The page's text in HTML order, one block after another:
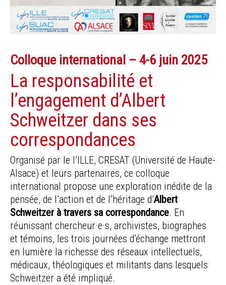
Colloque international – 4-6 juin 2025
La responsabilité et
l’engagement d’Albert
Schweitzer dans ses
correspondances
Organisé par le l’ILLE, CRESAT (Université de Haute-
Alsace) et leurs partenaires, ce colloque
international propose une exploration inédite de la
pensée, de l’action et de l’héritage d’Albert
Schweitzer à travers sa correspondance. En
réunissant chercheur·e·s, archivistes, biographes
et témoins, les trois journées d’échange mettront
en lumière la richesse des réseaux intellectuels,
médicaux, théologiques et militants dans lesquels
Schweitzer a été impliqué.